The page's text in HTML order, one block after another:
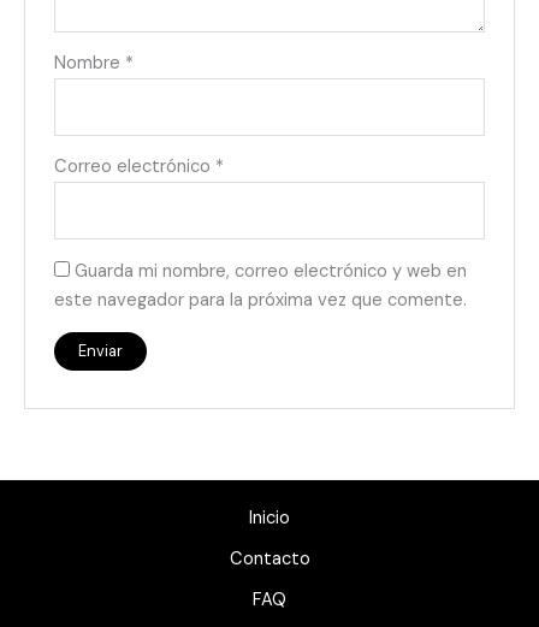
Nombre *
Correo electrónico *
Guarda mi nombre, correo electrónico y web en
este navegador para la próxima vez que comente.
Inicio
Contacto
FAQ